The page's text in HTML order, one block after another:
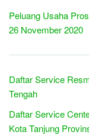
Peluang Usaha
26 November 2020
Daftar Service
Tengah
Daftar Service
Kota Tanjung